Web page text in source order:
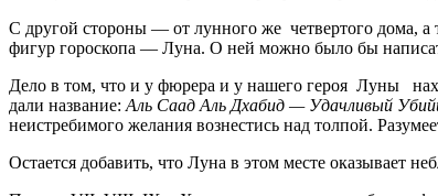
С другой стороны — от лунного же четвертого дома,
фигур гороскопа — Луна. О ней можно было бы
Дело в том, что и у фюрера и у нашего героя Луны
дали название: Аль Саад Аль Дхабид — Удачливый
неистребимого желания вознестись над толпой.
Остается добавить, что Луна в этом месте оказывает